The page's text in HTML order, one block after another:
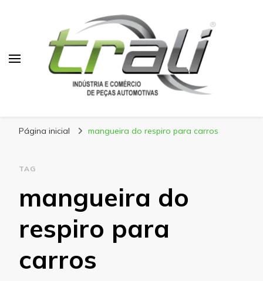
Página inicial mangueira do respiro para carros
TAG
mangueira do
respiro para
carros